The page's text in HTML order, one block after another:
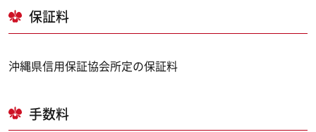
保証料
沖縄県信用保証協会所定の保証料
手数料